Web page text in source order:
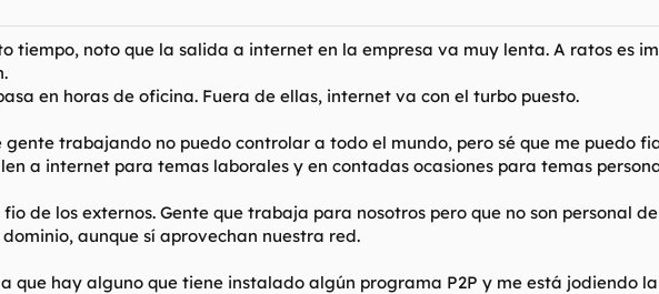
tiempo, noto que la salida a internet en la empresa va muy lenta. A ratos es
en horas de oficina. Fuera de ellas, internet va con el turbo puesto.
trabajando no puedo controlar a todo el mundo, pero sé que me puedo
a internet para temas laborales y en contadas ocasiones para temas
de los externos. Gente que trabaja para nosotros pero que no son personal
aunque sí aprovechan nuestra red.
que hay alguno que tiene instalado algún programa P2P y me está jodiendo